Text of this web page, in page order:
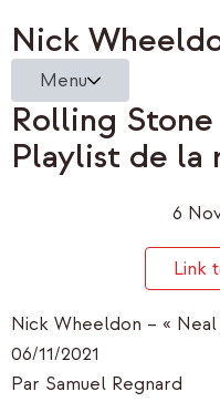
Nick
Menu
Rolling
Playlist de la
6
Link
Nick Wheeldon – « Neal
06/11/2021
Par Samuel Regnard